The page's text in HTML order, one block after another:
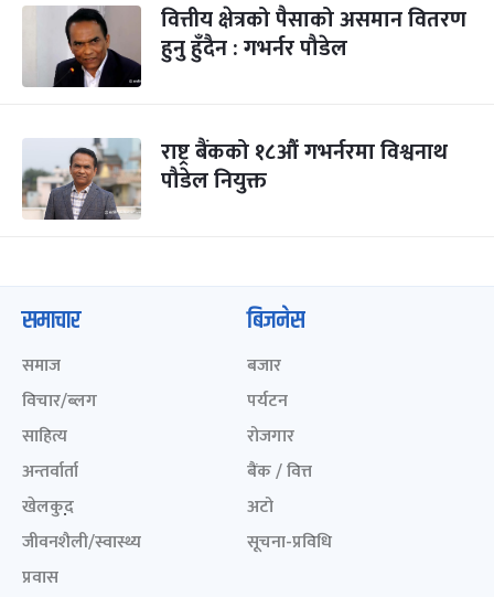
वित्तीय क्षेत्रको पैसाको असमान वितरण
हुनु हुँदैन : गभर्नर पौडेल
राष्ट्र बैंकको १८औं गभर्नरमा विश्वनाथ
पौडेल नियुक्त
समाचार
समाज
विचार/ब्लग
साहित्य
अन्तर्वार्ता
खेलकुद़़
जीवनशैली/स्वास्थ्य
प्रवास
बिजनेस
बजार
पर्यटन
रोजगार
बैंक / वित्त
अटो
सूचना-प्रविधि